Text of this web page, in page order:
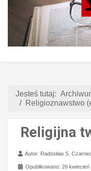
Jesteś tutaj:
Religioznawstwo
Religijna
Szczegóły
Autor: Radosław S.
Opublikowano: 26 kwiecień